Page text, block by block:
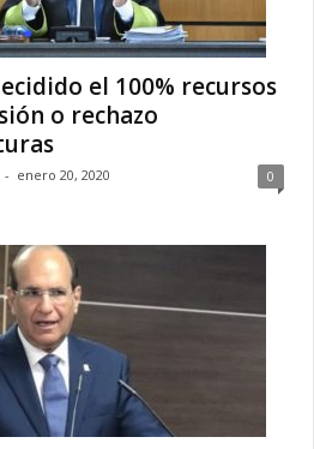
el 100% recursos
o rechazo
- enero 20, 2020 0